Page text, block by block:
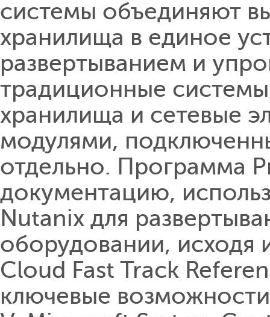
системы объединяют
хранилища в единое
развертыванием и
традиционные
хранилища и сетевые
модулями,
отдельно. Программа
документацию,
Nutanix для
оборудовании, исходя
Cloud Fast Track
ключевые